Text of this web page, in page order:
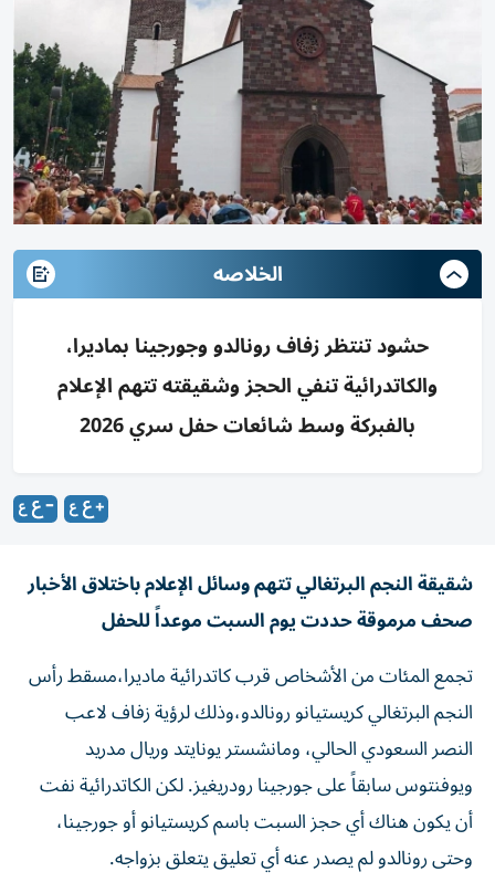
الخلاصه
حشود تنتظر زفاف رونالدو وجورجينا بماديرا،
والكاتدرائية تنفي الحجز وشقيقته تتهم الإعلام
بالفبركة وسط شائعات حفل سري 2026
شقيقة النجم البرتغالي تتهم وسائل الإعلام باختلاق الأخبار
صحف مرموقة حددت يوم السبت موعداً للحفل
تجمع المئات من الأشخاص قرب كاتدرائية ماديرا،مسقط رأس
النجم البرتغالي كريستيانو رونالدو،وذلك لرؤية زفاف لاعب
النصر السعودي الحالي، ومانشستر يونايتد وريال مدريد
ويوفنتوس سابقاً على جورجينا رودريغيز. لكن الكاتدرائية نفت
أن يكون هناك أي حجز السبت باسم كريستيانو أو جورجينا،
وحتى رونالدو لم يصدر عنه أي تعليق يتعلق بزواجه.